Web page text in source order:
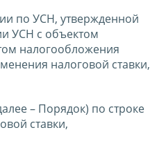
по УСН, утвержденной
УСН с объектом
налогообложения
налоговой ставки,
– Порядок) по строке
ставки,